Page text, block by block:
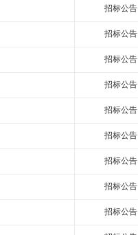
招标公告
招标公告
招标公告
招标公告
招标公告
招标公告
招标公告
招标公告
招标公告